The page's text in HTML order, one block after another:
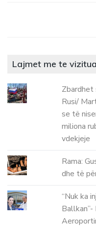
Lajmet me te
Zbardhet
Rusi/
se të
miliona
vdekjeje
Rama:
dhe të
“Nuk ka